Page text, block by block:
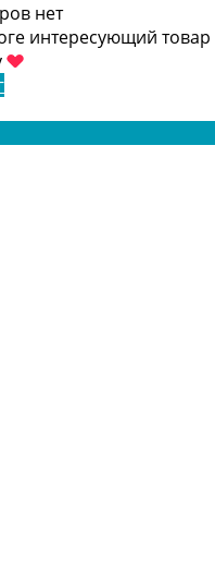
нет
интересующий товар